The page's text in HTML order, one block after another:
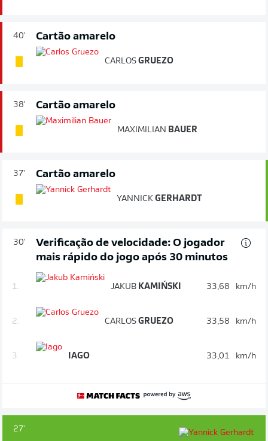
40' Cartão amarelo
CARLOS GRUEZO
38' Cartão amarelo
MAXIMILIAN BAUER
37' Cartão amarelo
YANNICK GERHARDT
30'
Verificação de velocidade: O jogador
mais rápido do jogo após 30 minutos
1. JAKUB KAMIŃSKI 33,68 km/h
2. CARLOS GRUEZO 33,58 km/h
3. IAGO 33,01 km/h
27'